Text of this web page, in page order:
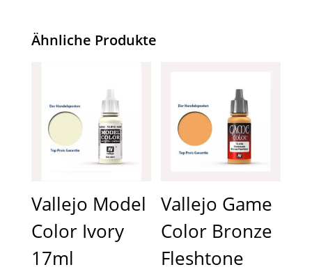
Ähnliche Produkte
Vallejo Model
Color Ivory
17ml
Vallejo Game
Color Bronze
Fleshtone